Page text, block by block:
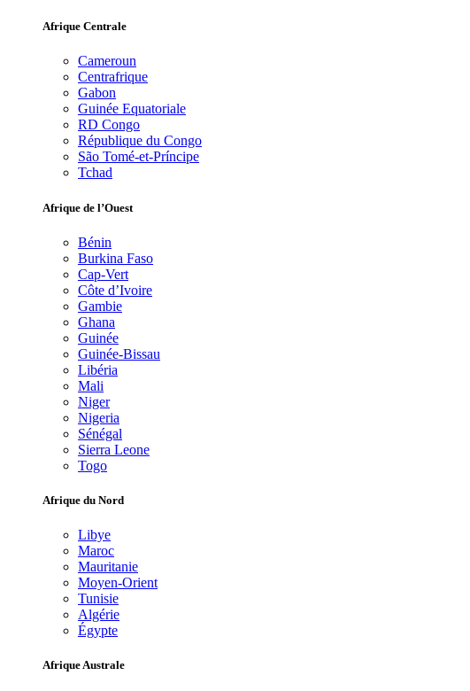
Afrique Centrale
Cameroun
Centrafrique
Gabon
Guinée Equatoriale
RD Congo
République du Congo
São Tomé-et-Príncipe
Tchad
Afrique de l’Ouest
Bénin
Burkina Faso
Cap-Vert
Côte d’Ivoire
Gambie
Ghana
Guinée
Guinée-Bissau
Libéria
Mali
Niger
Nigeria
Sénégal
Sierra Leone
Togo
Afrique du Nord
Libye
Maroc
Mauritanie
Moyen-Orient
Tunisie
Algérie
Égypte
Afrique Australe